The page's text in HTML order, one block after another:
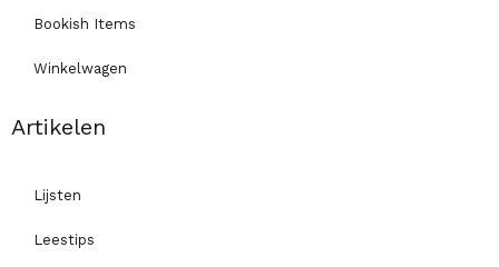
Bookish Items
Winkelwagen
Artikelen
Lijsten
Leestips